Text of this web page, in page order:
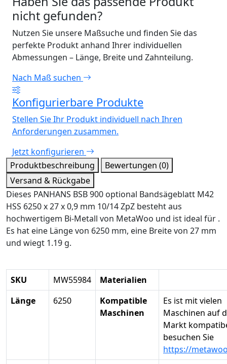
nicht gefunden?
Nutzen Sie unsere Maßsuche und finden Sie das
perfekte Produkt anhand Ihrer individuellen
Abmessungen – Länge, Breite und Zahnteilung.
Nach Maß suchen
Konfigurierbare Produkte
Stellen Sie Ihr Produkt individuell nach Ihren
Anforderungen zusammen.
Jetzt konfigurieren
Produktbeschreibung
Bewertungen (0)
Versand & Rückgabe
Dieses PANHANS BSB 900 optional Bandsägeblatt M42
HSS 6250 x 27 x 0,9 mm 10/14 ZpZ besteht aus
hochwertigem Bi-Metall von MetaWoo und ist ideal für .
Es hat eine Länge von 6250 mm, eine Breite von 27 mm
und wiegt 1.19 g.
SKU MW55984
Materialien
Länge
6250
Kompatible
Maschinen
Es ist mit vielen
Maschinen auf
Markt
besuchen Sie
https://